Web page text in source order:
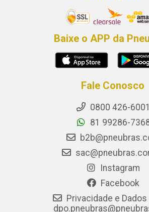
Baixe o APP da
Fale Conosco
0800 426-6001
81 99286-
Instagram
Facebook
Privacidade e Dados